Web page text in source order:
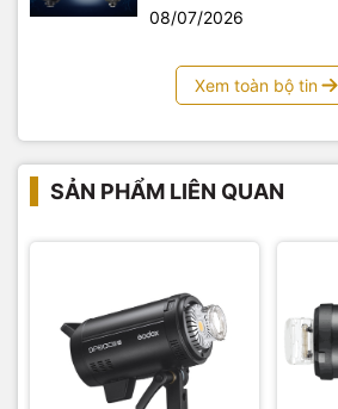
08/07/2026
Xem toàn bộ tin
SẢN PHẨM LIÊN QUAN